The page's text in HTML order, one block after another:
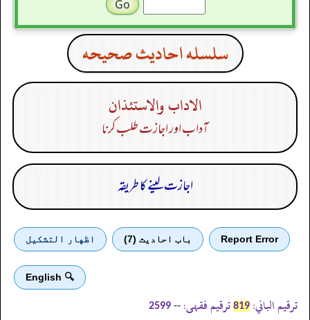
سلسله احاديث صحيحه
الاداب والاستئذان
آداب اور اجازت طلب کرنا
اجازت لینے کا طریقہ
Report Error باب احادیث (7) اظهار التشكيل
🔍 English
ترقیم الباني: 819 ترقیم فقہی: --
2599